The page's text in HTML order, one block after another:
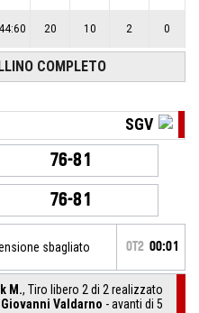
44:60 20 10 2 0
COMPLETO
SGV
76-81
76-81
sbagliato OT2 00:01
M., Tiro libero 2 di 2 realizzato
Valdarno - avanti di 5